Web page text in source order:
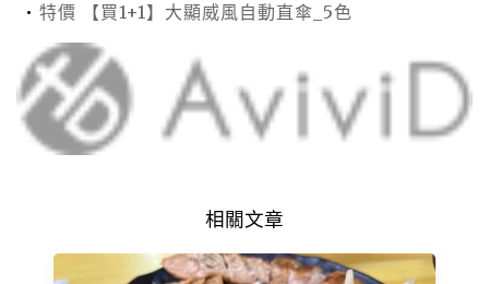
特價 【買1+1】大顯威風自動直傘_5色
相關文章